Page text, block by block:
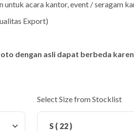
untuk acara kantor, event / seragam
Export)
dengan asli dapat berbeda
Select Size from Stocklist